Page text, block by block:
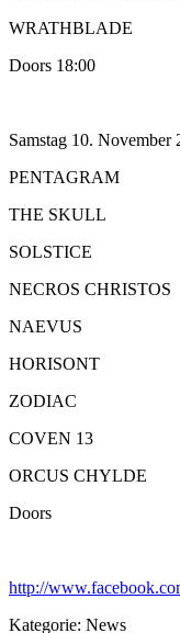
Doors 18:00
Samstag 10. November
PENTAGRAM
THE SKULL
SOLSTICE
NECROS
NAEVUS
HORISONT
ZODIAC
COVEN 13
ORCUS
Doors
http://
Kategorie: News